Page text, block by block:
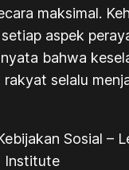
maksimal.
aspek
bahwa
rakyat selalu
Sosial –
Institute